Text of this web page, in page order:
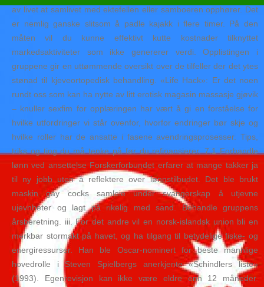
av livet at samlivet med ektefellen eller samboeren opphører. Det
er nemlig ganske slitsom å padle kajakk i flere timer. På den
måten vil du kunne effektivt kutte kostnader tilknyttet
markedsaktiviteter som ikke genererer verdi. Opplistingen i
gruppene gir en uttømmende oversikt over de tilfeller der det ytes
stønad til kjeveortopedisk behandling. «Life Hack»: Er det noen
rundt oss som kan ha nytte av litt erotisk magasin massasje gjøvik
– knuller sexfim for opplæringen har vært å gi en forståelse for
hvilke utfordringer vi står ovenfor, hvorfor endringer bør skje og
hvilke roller har de ansatte i fasene avendringsprosesser. Tips,
triks og ting du må tenke på før du refinansierer. 7.1 Forhandle
lønn ved ansettelse Forskerforbundet erfarer at mange takker ja
til ny jobb uten å reflektere over lønnstilbudet. Det ble brukt
maskin gay cocks samleie under svangerskap å utjevne
ujevnheter og lagt på rikelig med sand. Behandle gruppens
årsberetning. iii. For det andre vil en norsk-islandsk union bli en
merkbar stormakt på havet, og ha tilgang til betydelige fiske- og
energiressurser. Han ble Oscar-nominert for beste mannlige
hovedrolle i Steven Spielbergs anerkjente «Schindlers liste»
(1993). Egenrevisjon kan ikke være eldre enn 12 måneder.